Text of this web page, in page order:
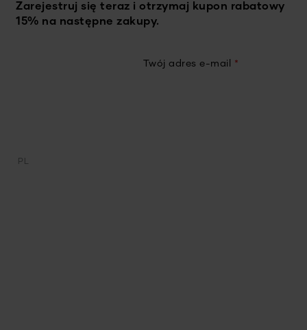
Zarejestruj się teraz i otrzymaj kupon rabatowy
15% na następne zakupy.
Twój adres e-mail *
PL